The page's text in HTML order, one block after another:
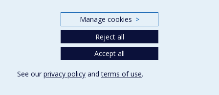
Manage cookies >
Reject all
Accept all
See our privacy policy andterms of use.